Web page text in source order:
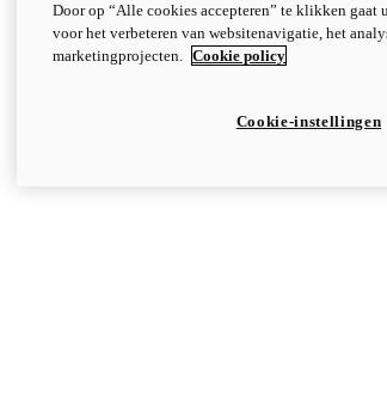
Door op “Alle cookies accepteren” te klikken gaat
voor het verbeteren van websitenavigatie, het
marketingprojecten. Cookie policy
Cookie-instellingen